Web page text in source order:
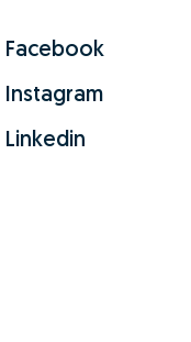
Facebook
Instagram
Linkedin